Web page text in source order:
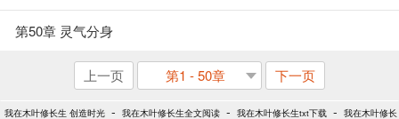
第50章 灵气分身
上一页 第1 - 50章 下一页
我在木叶修长生 创造时光 - 我在木叶修长生全文阅读 - 我在木叶修长生txt下载 - 我在木叶修长